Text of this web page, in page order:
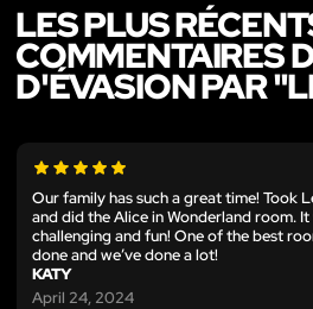
LES PLUS
COMMENTAIRES
D'ÉVASION PAR
Our family has such a great time! Took
and did the Alice in Wonderland room. It
challenging and fun! One of the best
done and we’ve done a lot!
KATY
April 24, 2024